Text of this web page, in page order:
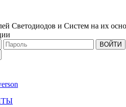
Светодиодов и Систем на их
ВОЙТИ